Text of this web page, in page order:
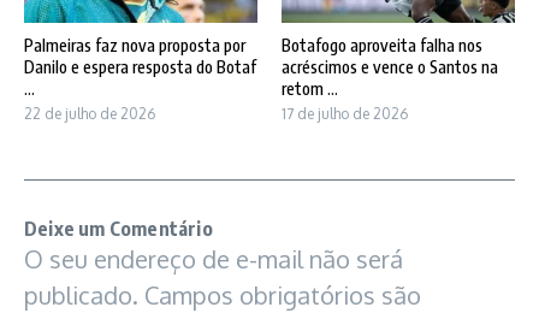
Palmeiras faz nova proposta por
Danilo e espera resposta do Botaf
...
22 de julho de 2026
Botafogo aproveita falha nos
acréscimos e vence o Santos na
retom ...
17 de julho de 2026
Deixe um Comentário
O seu endereço de e-mail não será
publicado. Campos obrigatórios são